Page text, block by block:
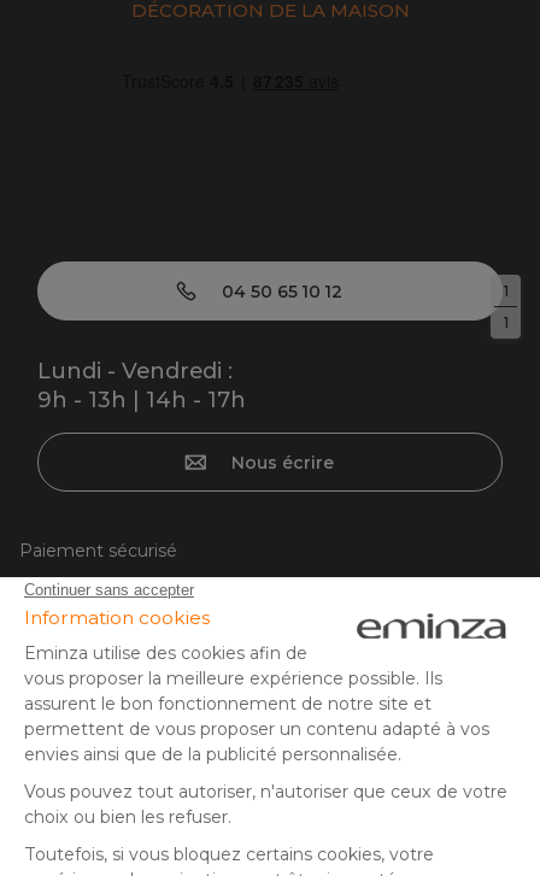
1
1
DÉCORATION DE LA MAISON
04 50 65 10 12
Lundi - Vendredi :
9h - 13h | 14h - 17h
Nous écrire
Paiement sécurisé
Carte bancaire, PayPal, virement bancaire, 3x ou 4x par CB
à partir de 50EUR, Google/Apple Pay.
Suivez-nous sur :
© Copyright 2025 Eminza | Tous droits réservés |
ESPAÑA FRA